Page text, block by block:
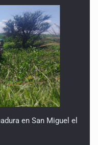
en San Miguel el